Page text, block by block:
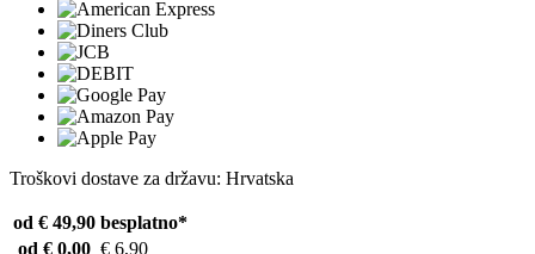
Troškovi dostave za državu: Hrvatska
od € 49,90 besplatno*
od € 0,00 € 6,90